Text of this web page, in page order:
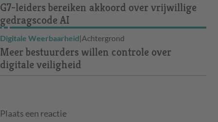
G7-leiders bereiken akkoord over vrijwillige
gedragscode AI
Digitale Weerbaarheid|Achtergrond
Meer bestuurders willen controle over
digitale veiligheid
Plaats een reactie